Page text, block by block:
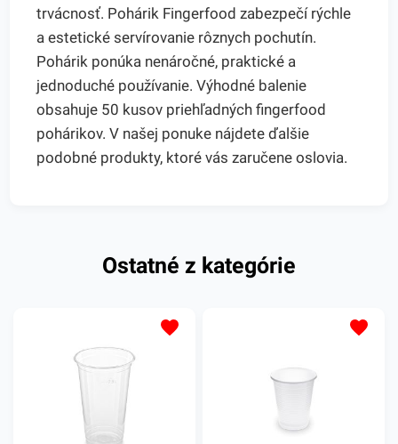
trvácnosť. Pohárik Fingerfood zabezpečí rýchle
a estetické servírovanie rôznych pochutín.
Pohárik ponúka nenáročné, praktické a
jednoduché používanie. Výhodné balenie
obsahuje 50 kusov priehľadných fingerfood
pohárikov. V našej ponuke nájdete ďalšie
podobné produkty, ktoré vás zaručene oslovia.
Ostatné z kategórie